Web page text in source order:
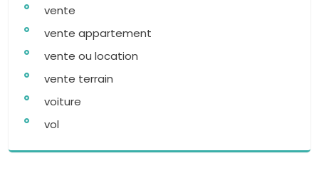
vente
vente appartement
vente ou location
vente terrain
voiture
vol